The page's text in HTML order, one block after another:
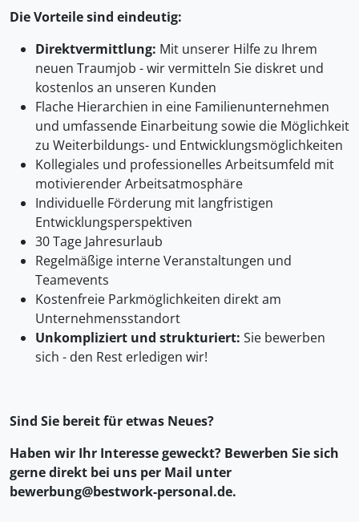
Die Vorteile sind eindeutig:
Direktvermittlung: Mit unserer Hilfe zu Ihrem
neuen Traumjob - wir vermitteln Sie diskret und
kostenlos an unseren Kunden
Flache Hierarchien in eine Familienunternehmen
und umfassende Einarbeitung sowie die Möglichkeit
zu Weiterbildungs- und Entwicklungsmöglichkeiten
Kollegiales und professionelles Arbeitsumfeld mit
motivierender Arbeitsatmosphäre
Individuelle Förderung mit langfristigen
Entwicklungsperspektiven
30 Tage Jahresurlaub
Regelmäßige interne Veranstaltungen und
Teamevents
Kostenfreie Parkmöglichkeiten direkt am
Unternehmensstandort
Unkompliziert und strukturiert: Sie bewerben
sich - den Rest erledigen wir!
Sind Sie bereit für etwas Neues?
Haben wir Ihr Interesse geweckt? Bewerben Sie sich
gerne direkt bei uns per Mail unter
bewerbung@bestwork-personal.de.